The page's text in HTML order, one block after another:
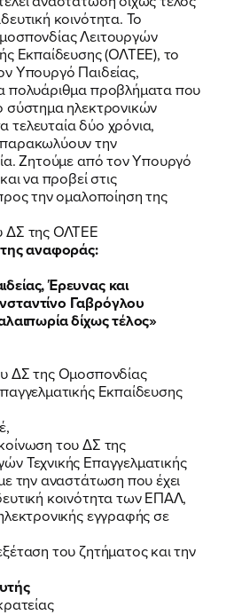
LN VB TIKTOK
κοινότητα. Το
Λειτουργών
Εκπαίδευσης (ΟΛΤΕΕ), το
Υπουργό Παιδείας,
πολυάριθμα προβλήματα που
σύστημα ηλεκτρονικών
δύο χρόνια,
την
Ζητoύμε από τον Υπουργό
να προβεί στις
την ομαλοποίηση της
ΔΣ της ΟΛΤΕΕ
αναφοράς:
Έρευνας και
Γαβρόγλου
δίχως τέλος»
ΔΣ της Ομοσπονδίας
Εκπαίδευσης
του ΔΣ της
Τεχνικής Επαγγελματικής
την αναστάτωση που έχει
κοινότητα των ΕΠΑΛ,
εγγραφής σε
του ζητήματος και την